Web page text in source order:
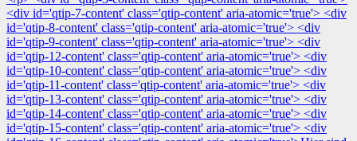
<div id='qtip-7-content' class='qtip-content' aria-atomic='true'> <div
id='qtip-8-content' class='qtip-content' aria-atomic='true'> <div
id='qtip-9-content' class='qtip-content' aria-atomic='true'> <div
id='qtip-12-content' class='qtip-content' aria-atomic='true'> <div
id='qtip-10-content' class='qtip-content' aria-atomic='true'> <div
id='qtip-11-content' class='qtip-content' aria-atomic='true'> <div
id='qtip-13-content' class='qtip-content' aria-atomic='true'> <div
id='qtip-14-content' class='qtip-content' aria-atomic='true'> <div
id='qtip-15-content' class='qtip-content' aria-atomic='true'> <div